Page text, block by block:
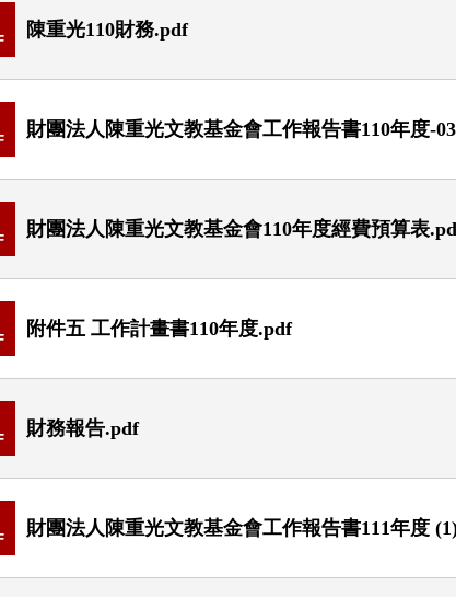
陳重光110財務.pdf
財團法人陳重光文教基金會工作報告書110年度-
財團法人陳重光文教基金會110年度經費預算表
附件五 工作計畫書110年度.pdf
財務報告.pdf
財團法人陳重光文教基金會工作報告書111年度